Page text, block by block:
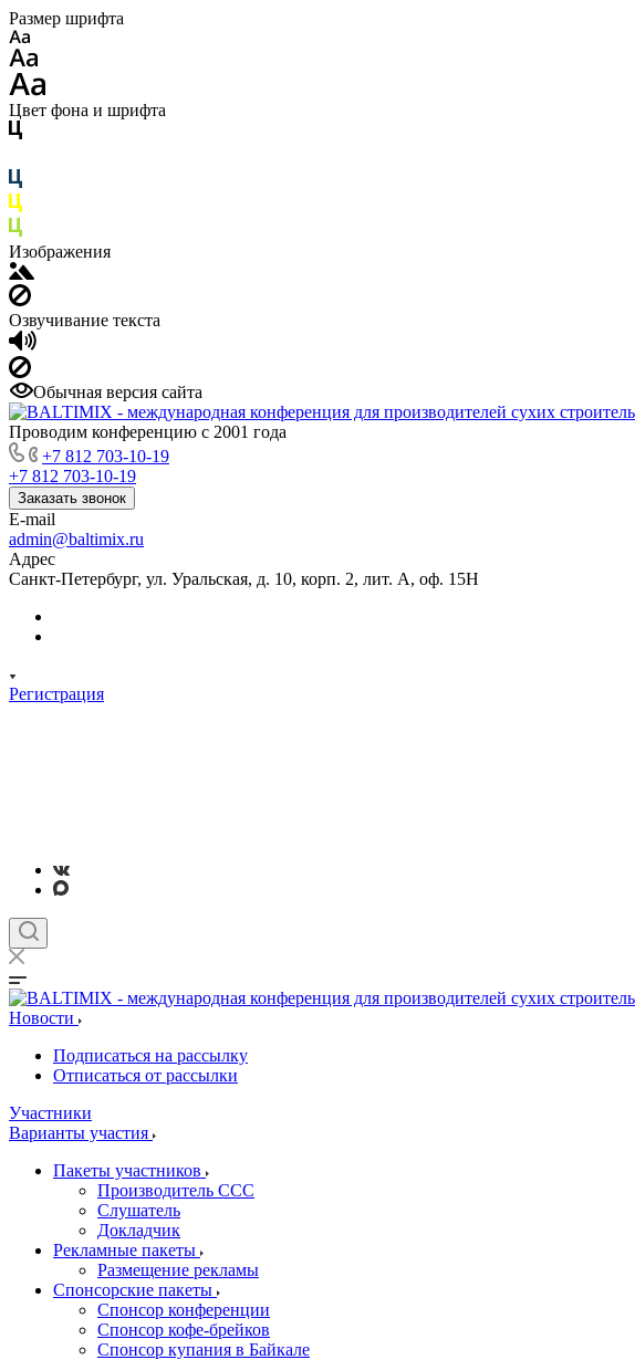
Размер шрифта
Цвет фона и шрифта
Изображения
Озвучивание текста
Обычная версия сайта
Проводим конференцию с 2001 года
+7 812 703-10-19
+7 812 703-10-19
Заказать звонок
E-mail
admin@baltimix.ru
Адрес
Санкт-Петербург, ул. Уральская, д. 10, корп. 2, лит. А, оф. 15Н
Регистрация
Новости
Подписаться на рассылку
Отписаться от рассылки
Участники
Варианты участия
Пакеты участников
Производитель ССС
Слушатель
Докладчик
Рекламные пакеты
Размещение рекламы
Спонсорские пакеты
Спонсор конференции
Спонсор кофе-брейков
Спонсор купания в Байкале